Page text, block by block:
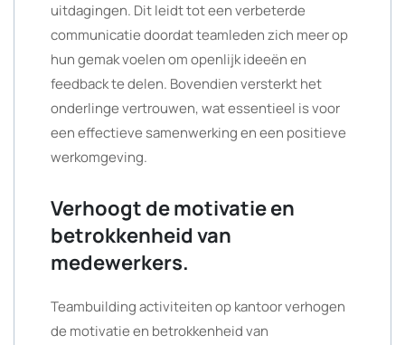
uitdagingen. Dit leidt tot een verbeterde
communicatie doordat teamleden zich meer op
hun gemak voelen om openlijk ideeën en
feedback te delen. Bovendien versterkt het
onderlinge vertrouwen, wat essentieel is voor
een effectieve samenwerking en een positieve
werkomgeving.
Verhoogt de motivatie en
betrokkenheid van
medewerkers.
Teambuilding activiteiten op kantoor verhogen
de motivatie en betrokkenheid van